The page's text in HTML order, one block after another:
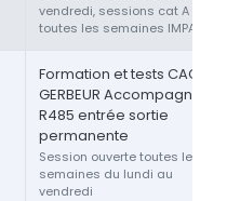
vendredi, sessions cat A ou F
toutes les semaines IMPAIRES
Formation et tests CACES®
GERBEUR Accompagnant
R485 entrée sortie
permanente
Session ouverte toutes les
semaines du lundi au
vendredi